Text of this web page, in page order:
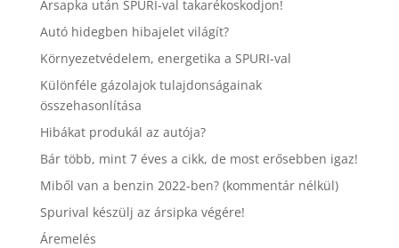
Ársapka után SPURI-val takarékoskodjon!
Autó hidegben hibajelet világít?
Környezetvédelem, energetika a SPURI-val
Különféle gázolajok tulajdonságainak
összehasonlítása
Hibákat produkál az autója?
Bár több, mint 7 éves a cikk, de most erősebben igaz!
Miből van a benzin 2022-ben? (kommentár nélkül)
Spurival készülj az ársipka végére!
Áremelés